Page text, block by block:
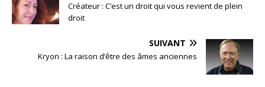
Créateur : C’est un droit qui vous revient de plein
droit
SUIVANT
Kryon : La raison d’être des âmes anciennes